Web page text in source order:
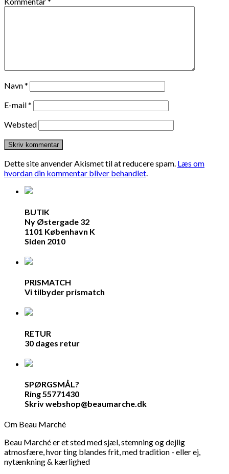
Navn*
E-mail*
Websted
Dette site anvender Akismet til at reducere spam. Læs om
hvordan din kommentar bliver behandlet.
BUTIK
Ny Østergade 32
1101 København K
Siden 2010
PRISMATCH
Vi tilbyder prismatch
RETUR
30 dages retur
SPØRGSMÅL?
Ring 55771430
Skriv webshop@beaumarche.dk
Om Beau Marché
Beau Marché er et sted med sjæl, stemning og dejlig
atmosfære, hvor ting blandes frit, med tradition - eller ej,
nytænkning & kærlighed